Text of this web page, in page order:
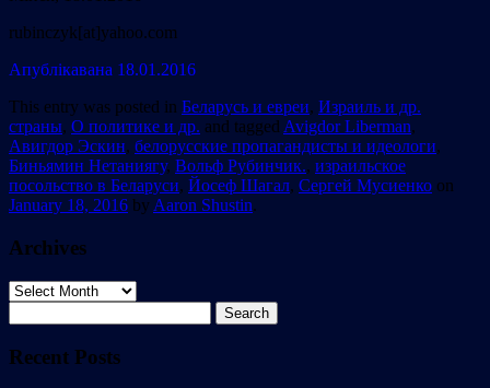
rubinczyk[at]yahoo.com
Апублiкавана 18.01.2016
This entry was posted in Беларусь и евреи, Израиль и др.
страны, О политике и др. and tagged Avigdor Liberman,
Авигдор Эскин, белорусские пропагандисты и идеологи,
Биньямин Нетаниягу, Вольф Рубинчик., израильское
посольство в Беларуси, Йосеф Шагал, Сергей Мусиенко on
January 18, 2016 by Aaron Shustin.
Archives
Archives
for:
Recent Posts